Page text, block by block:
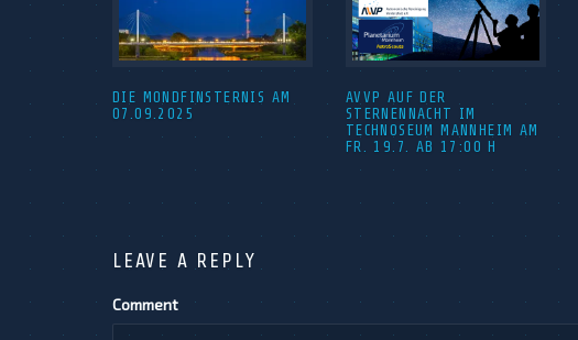
DIE MONDFINSTERNIS AM
07.09.2025
AVVP AUF DER
STERNENNACHT IM
TECHNOSEUM MANNHEIM AM
FR. 19.7. AB 17:00 H
LEAVE A REPLY
Comment